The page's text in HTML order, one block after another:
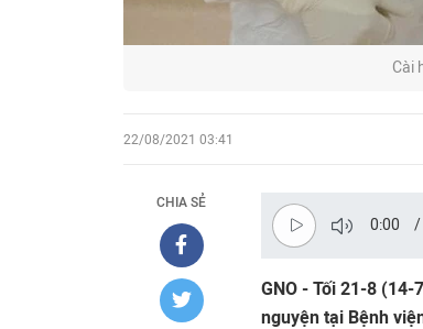
Cài
22/08/2021 03:41
CHIA SẺ
0:00 /
GNO - Tối 21-8
nguyện tại Bệnh